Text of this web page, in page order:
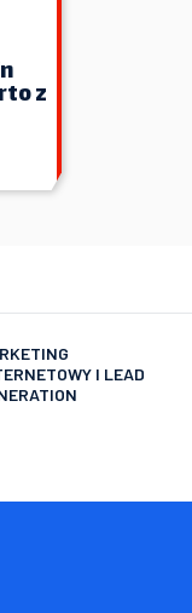
z
I LEAD